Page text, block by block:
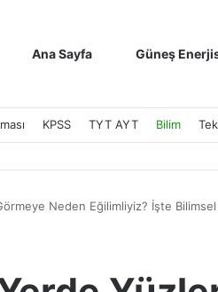
Ana Sayfa Güneş
KPSS TYT AYT Bilim
Neden Eğilimliyiz? İşte Bilimsel